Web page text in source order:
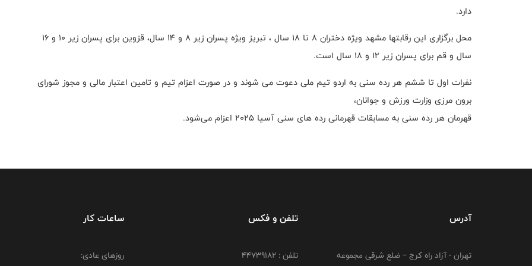
دارد.
محل برگزاری این رقابتها مشهد ویژه دختران ۸ تا ۱۸ سال ، تبریز ویژه پسران زیر ۸ و ۱۴ سال، قزوین برای پسران زیر ۱۰ و ۱۶
سال و قم برای پسران زیر ۱۲ و ۱۸ سال است.
نفرات اول تا ششم هر رده سنی به اردو تیم ملی دعوت می شوند و در صورت اعزام تیم و تامین اعتبار مالی و مجوز شورای
برون مرزی وزارت ورزش و جوانان،
قهرمان هر رده سنی به مسابقات قهرمانی رده های سنی آسیا ۲۰۲۵ اعزام می‌شود.
آدرس
تهران - آزاد راه کرج – ضلع شرقی مجموعه
تلفن و فکس
تلفن : ۴۴۷۳۹۱۸۲
ساعات کار
روزهای عادی: